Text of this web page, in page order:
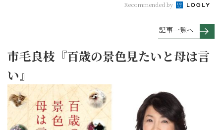
Recommended by
記事一覧へ
市毛良枝『百歳の景色見たいと母は言
い』